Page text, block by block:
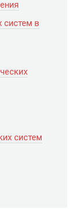
систем в
систем